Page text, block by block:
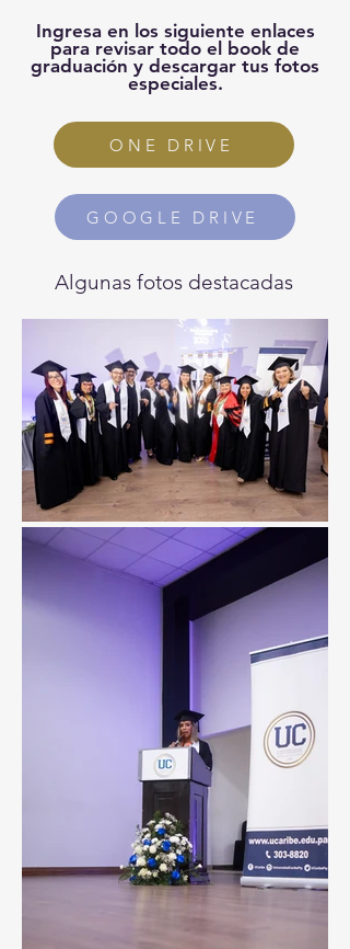
Ingresa en los siguiente enlaces
para revisar todo el book de
graduación y descargar tus fotos
especiales.
ONE DRIVE
GOOGLE DRIVE
Algunas fotos destacadas